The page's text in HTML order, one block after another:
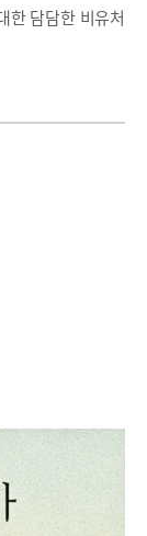
한 담담한 비유처